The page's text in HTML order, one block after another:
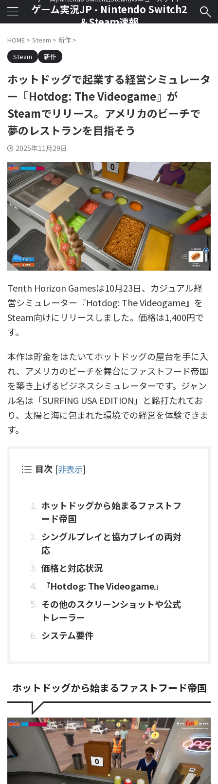
ゲーム実況JP - Nintendo Switch2
＆Steam速報
HOME > Steam > 新作 >
Steam
新作
ホットドッグで起業する経営シミュレータ
ー『Hotdog: The Videogame』が
Steamでリリース。アメリカのビーチで
夢のレストランを目指そう
2025年11月29日
Tenth Horizon Gamesは10月23日、カジュアル経
営シミュレーター『Hotdog: The Videogame』を
Steam向けにリリースしました。価格は1,400円で
す。
本作は貯金をはたいてホットドッグの屋台を手に入
れ、アメリカのビーチを舞台にファストフード帝国
を築き上げるビジネスシミュレーターです。ジャン
ル名は「SURFING USA EDITION」と銘打たれてお
り、太陽と海に包まれた環境での経営を体験できま
す。
目次 [非表示]
ホットドッグから始まるファストフ
ード帝国
シングルプレイと協力プレイの両対
応
価格と対応状況
『Hotdog: The Videogame』
その他のスクリーンショットや公式
トレーラー
システム要件
ホットドッグから始まるファストフード帝国